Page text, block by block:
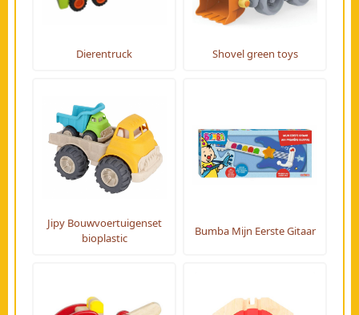
Dierentruck Shovel green toys
Jipy Bouwvoertuigenset
bioplastic
Bumba Mijn Eerste Gitaar